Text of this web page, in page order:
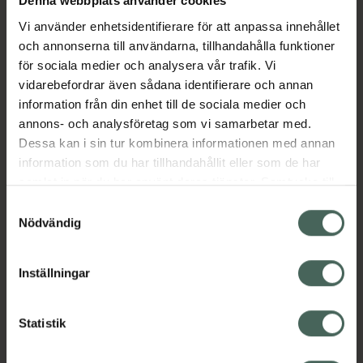
Vi använder enhetsidentifierare för att anpassa innehållet
och annonserna till användarna, tillhandahålla funktioner
för sociala medier och analysera vår trafik. Vi
vidarebefordrar även sådana identifierare och annan
information från din enhet till de sociala medier och
annons- och analysföretag som vi samarbetar med.
Dessa kan i sin tur kombinera informationen med annan
information som du har tillhandahållit eller som de har
samlat in när du har använt deras tjänster. Samtycke till
återkalla ditt samtycke via webbplatsens
cookieinställningar. Ett återkallat samtycke påverkar inte
lagligheten av behandling som skett innan återkallelsen.
Nödvändig
Inställningar
Statistik
bleka tändernas normala nyans.
Dentway startkit innehåller:
2 stycken formbara tandskenor
Blekingsgel 9 ml (räcker till 36 behandlingar)
Förvaringsetui för tandskenorna
Bruksanvisning
Jämförpris 495 kr /st
EAN:07300009062959